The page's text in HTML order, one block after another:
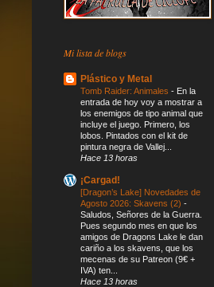
Mi lista de blogs
Plástico y Metal
Tomb Raider: Animales - En la
entrada de hoy voy a mostrar a
los enemigos de tipo animal que
incluye el juego. Primero, los
lobos. Pintados con el kit de
pintura negra de Vallej...
Hace 13 horas
¡Cargad!
[Dragon’s Lake] Novedades de
Agosto 2026: Skavens (2) -
Saludos, Señores de la Guerra.
Pues segundo mes en que los
amigos de Dragons Lake le dan
cariño a los skavens, que los
mecenas de su Patreon (9€ +
IVA) ten...
Hace 13 horas